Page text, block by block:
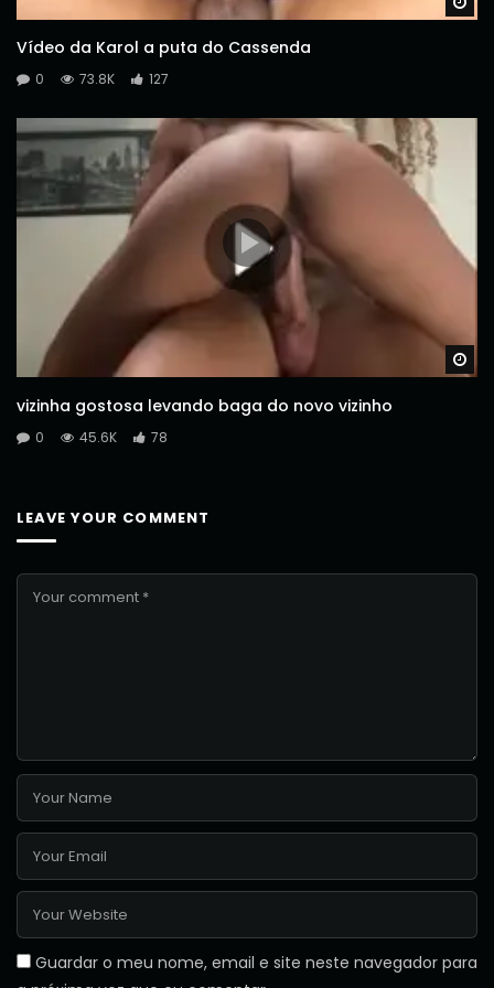
Vídeo da Karol a puta do Cassenda
0 73.8K 127
vizinha gostosa levando baga do novo vizinho
0 45.6K 78
LEAVE YOUR COMMENT
Guardar o meu nome, email e site neste navegador para